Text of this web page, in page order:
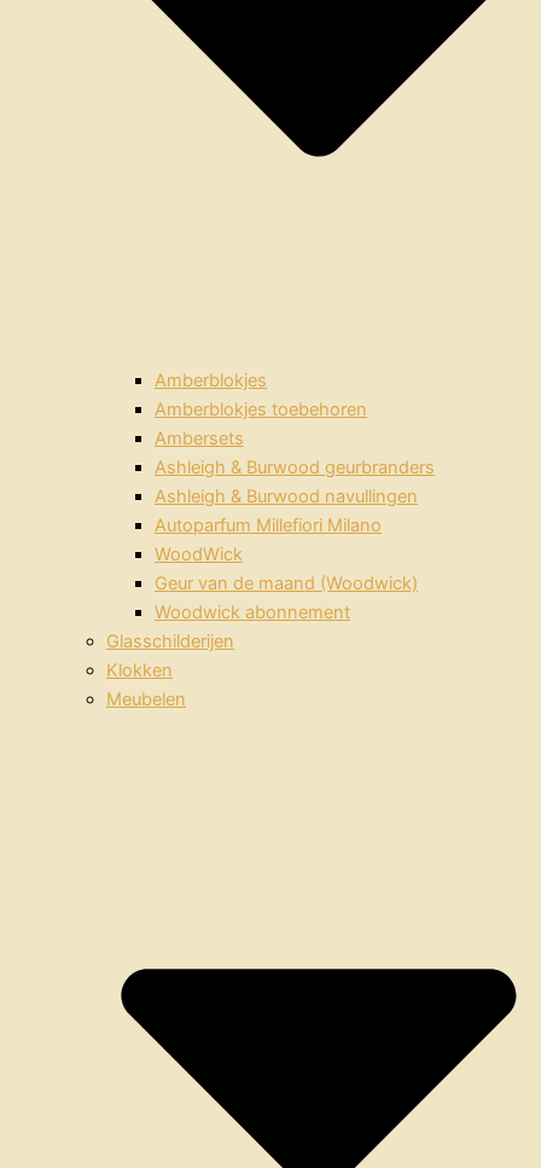
Amberblokjes
Amberblokjes toebehoren
Ambersets
Ashleigh & Burwood geurbranders
Ashleigh & Burwood navullingen
Autoparfum Millefiori Milano
WoodWick
Geur van de maand (Woodwick)
Woodwick abonnement
Glasschilderijen
Klokken
Meubelen